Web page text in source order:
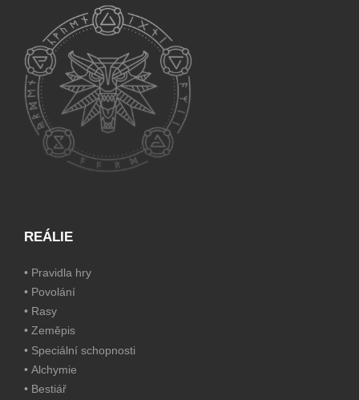
REÁLIE
• Pravidla hry
• Povolání
• Rasy
• Zeměpis
• Speciální schopnosti
• Alchymie
• Bestiář